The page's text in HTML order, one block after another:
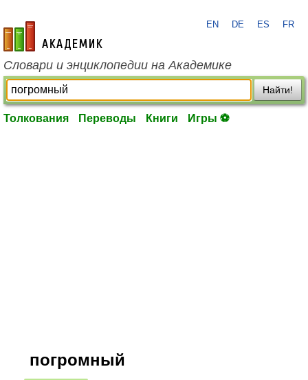
academic.ru
EN DE ES FR
Словари и энциклопедии на Академике
Найти!
Толкования Переводы Книги Игры ⚽
погромный